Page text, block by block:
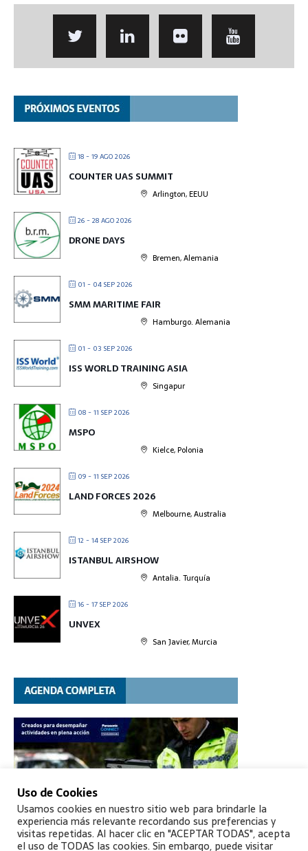
18 - 19 AGO 2026
COUNTER UAS SUMMIT
Arlington, EEUU
26 - 28 AGO 2026
DRONE DAYS
Bremen, Alemania
01 - 04 SEP 2026
SMM MARITIME FAIR
Hamburgo. Alemania
01 - 03 SEP 2026
ISS WORLD TRAINING ASIA
Singapur
08 - 11 SEP 2026
MSPO
Kielce, Polonia
09 - 11 SEP 2026
LAND FORCES 2026
Melbourne, Australia
12 - 14 SEP 2026
ISTANBUL AIRSHOW
Antalia. Turquía
16 - 17 SEP 2026
UNVEX
San Javier, Murcia
Uso de Cookies
Usamos cookies en nuestro sitio web para brindarle la
experiencia más relevante recordando sus preferencias y
visitas repetidas. Al hacer clic en "ACEPTAR TODAS", acepta
el uso de TODAS las cookies. Sin embargo, puede visitar